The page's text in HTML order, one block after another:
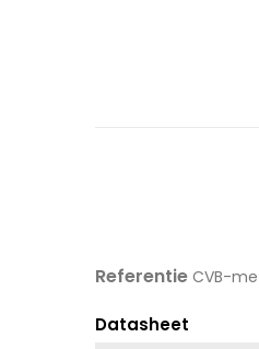
Referentie CVB-
Datasheet